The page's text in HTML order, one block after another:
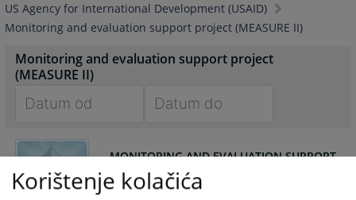
US Agency for International Development (USAID)
Monitoring and evaluation support project (MEASURE II)
Monitoring and evaluation support project
(MEASURE II)
forward
interact
interact
MONITORING AND EVALUATION SUPPORT
ACTIVITY (MEASURE II)
Korištenje kolačića